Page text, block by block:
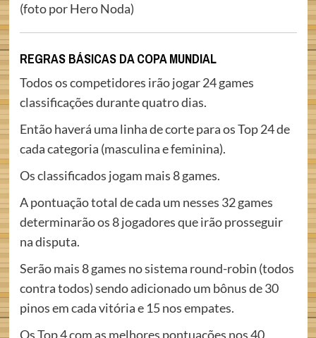
(foto por Hero Noda)
REGRAS BÁSICAS DA COPA MUNDIAL
Todos os competidores irão jogar 24 games
classificações durante quatro dias.
Então haverá uma linha de corte para os Top 24 de
cada categoria (masculina e feminina).
Os classificados jogam mais 8 games.
A pontuação total de cada um nesses 32 games
determinarão os 8 jogadores que irão prosseguir
na disputa.
Serão mais 8 games no sistema round-robin (todos
contra todos) sendo adicionado um bônus de 30
pinos em cada vitória e 15 nos empates.
Os Top 4 com as melhores pontuações nos 40